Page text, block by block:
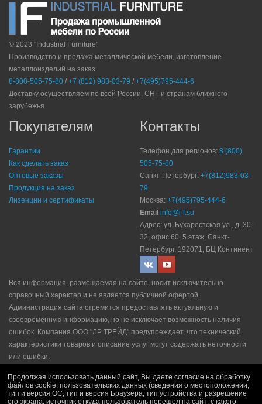
© 2023 "Industrial Furniture"
Производство и продажа металлической мебели, изготовление
металлоизделий на заказ
8-800-505-75-80 / +7 (812) 983-03-79 / +7(495)795-444-6
Доставку осуществляем по всей России, СНГ и странам ближнего
зарубежья
Покупателям
Гарантии
Как сделать заказ
Оптовые заказы
Продукция на заказ
Лизенции и сертификаты
Контакты
Телефон для регионов: 8 (800)
505-75-80
Санкт-Петербург: +7(812)983-03-
79
Москва: +7(495)795-444-6
Email info@i-f.su
Адрес: ул. Бухарестская ул., д. 30-
32, офис 60, 5 этаж, Санкт-
Петербург, 192071, БЦ Континент
Вся информация, размещаемая на сайте, носит исключительно
справочный характер и не является публичной офертой.
Администрация сайта стремится предоставлять актуальную и
своевременную информацию, но не исключает возможность наличия
ошибок. Компания ООО "ЛР ТРЕЙД" прeдупрeждaeт, что технический
характеристики товаров и описание услуг могут содержать неточности
или ошибки.
Политика рекламной рассылки|Правила продажи
Продолжая использовать данный сайт, Вы даете согласие на обработку
файлов cookie, пользовательских данных (сведения о местоположении;
тип и версия ОС; тип и версия Браузера; тип устройства и разрешение
его экрана; источник откуда пользователь перешел на сайт; с какого